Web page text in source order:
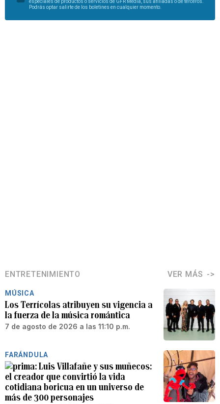
especiales de productos o servicios de GFR Media, sus afiliadas o de terceros.
Podrás optar salirte de los boletines en cualquier momento.
ENTRETENIMIENTO VER MÁS
MÚSICA
Los Terrícolas atribuyen su vigencia a
la fuerza de la música romántica
7 de agosto de 2026 a las 11:10 p.m.
FARÁNDULA
Luis Villafañe y sus muñecos:
el creador que convirtió la vida
cotidiana boricua en un universo de
más de 300 personajes